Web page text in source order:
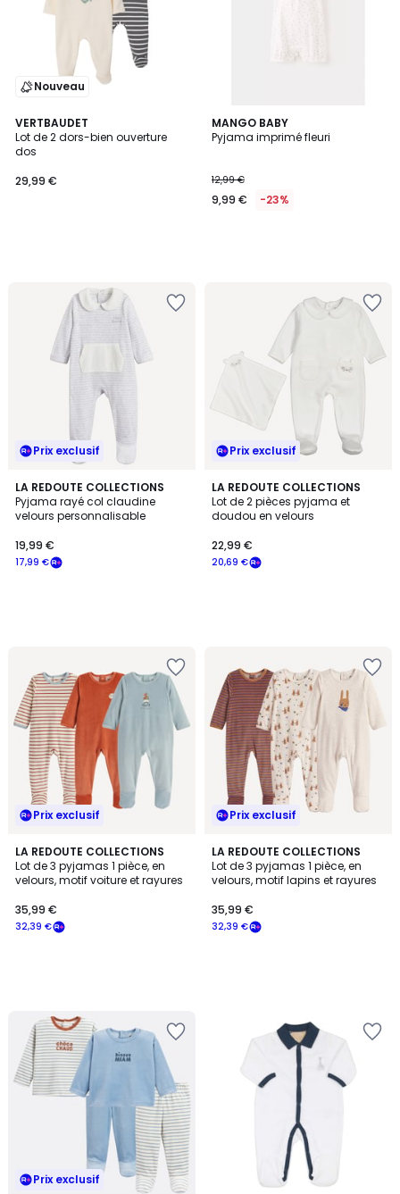
Nouveau
VERTBAUDET
Lot de 2 dors-bien ouverture
dos
29,99 €
MANGO BABY
Pyjama imprimé fleuri
12,99 €
9,99 € -23%
Prix exclusif
LA REDOUTE COLLECTIONS
Pyjama rayé col claudine
velours personnalisable
17,99 €
19,99 €
Prix exclusif
LA REDOUTE COLLECTIONS
Lot de 2 pièces pyjama et
doudou en velours
20,69 €
22,99 €
Prix exclusif
LA REDOUTE COLLECTIONS
Lot de 3 pyjamas 1 pièce, en
velours, motif voiture et rayures
32,39 €
35,99 €
Prix exclusif
LA REDOUTE COLLECTIONS
Lot de 3 pyjamas 1 pièce, en
velours, motif lapins et rayures
32,39 €
35,99 €
Prix exclusif